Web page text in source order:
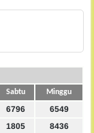
Sabtu Minggu
6796
6549
1805
8436